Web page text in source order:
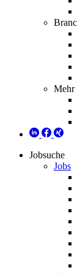
Mehr
Jobsuche
Jobs